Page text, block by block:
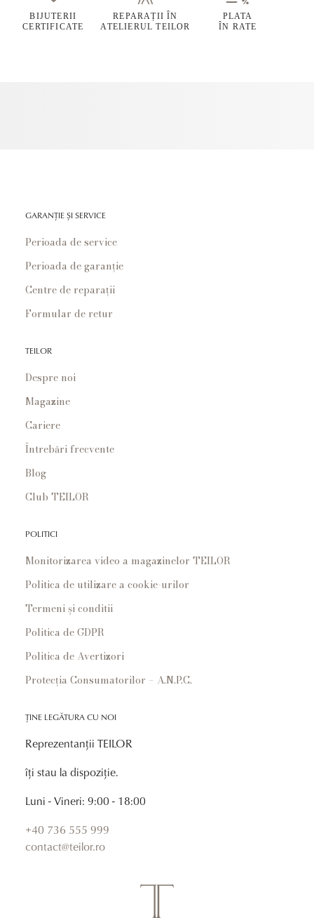
BIJUTERII
CERTIFICATE
REPARAȚII ÎN
ATELIERUL TEILOR
PLATA
ÎN RATE
GARANȚIE ȘI SERVICE
Perioada de service
Perioada de garanție
Centre de reparații
Formular de retur
TEILOR
Despre noi
Magazine
Cariere
Întrebări frecvente
Blog
Club TEILOR
POLITICI
Monitorizarea video a magazinelor TEILOR
Politica de utilizare a cookie-urilor
Termeni și conditii
Politica de GDPR
Politica de Avertizori
Protecția Consumatorilor – A.N.P.C.
ȚINE LEGĂTURA CU NOI
Reprezentanții TEILOR
îți stau la dispoziție.
Luni - Vineri: 9:00 - 18:00
+40 736 555 999
contact@teilor.ro